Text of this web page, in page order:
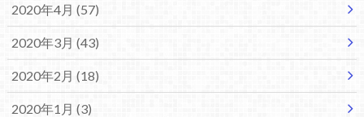
2020年4月 (57)
2020年3月 (43)
2020年2月 (18)
2020年1月 (3)